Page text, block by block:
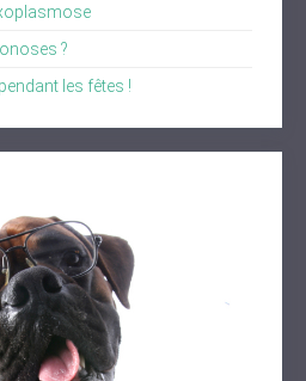
?
les fêtes !